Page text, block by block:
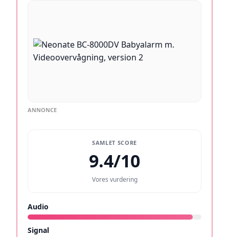
ANNONCE
SAMLET SCORE
9.4/10
Vores vurdering
Audio
Signal